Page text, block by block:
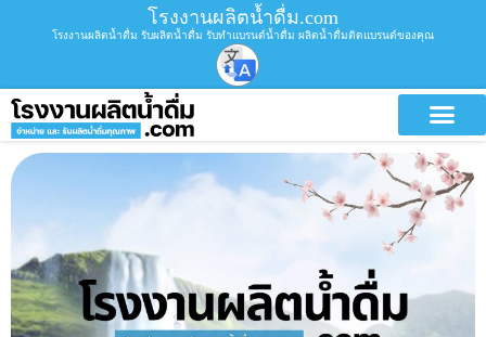
โรงงานผลิตน้ำดื่ม.com
โรงงานผลิตน้ำดื่ม รับผลิตน้ำดื่ม รับทำแบรนด์น้ำดื่ม ผลิตน้ำดื่มติดแบรนด์ของคุณ